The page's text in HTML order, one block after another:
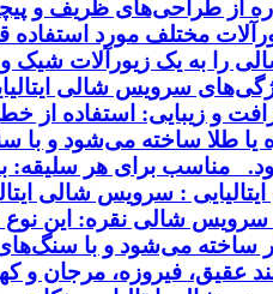
از طراحی‌های ظریف و
مختلف مورد
را به یک زیورآلات
سرویس شالی
و زیبایی: استفاده از
طلا ساخته می‌شود و با
مناسب برای هر سلیقه:
: سرویس شالی
روکش طلا یا رودیم آبکاری می‌شود. سرویس شالی طلا: این سرویس
عقیق، فیروزه، مرجان